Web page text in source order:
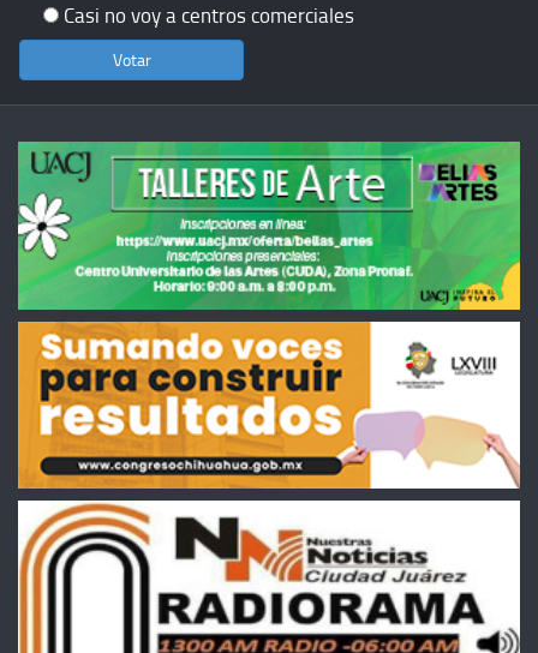
Casi no voy a centros comerciales